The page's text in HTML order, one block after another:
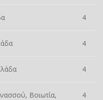
4
4
4
Βοιωτία,
4